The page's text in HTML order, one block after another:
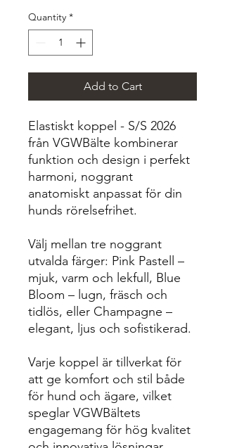
Quantity *
Add to Cart
Elastiskt koppel - S/S 2026
från VGWBälte kombinerar
funktion och design i perfekt
harmoni, noggrant
anatomiskt anpassat för din
hunds rörelsefrihet.
Välj mellan tre noggrant
utvalda färger: Pink Pastell –
mjuk, varm och lekfull, Blue
Bloom – lugn, fräsch och
tidlös, eller Champagne –
elegant, ljus och sofistikerad.
Varje koppel är tillverkat för
att ge komfort och stil både
för hund och ägare, vilket
speglar VGWBältets
engagemang för hög kvalitet